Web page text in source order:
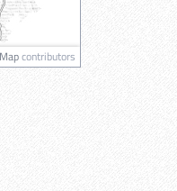
contributors